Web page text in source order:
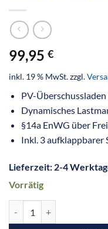
99,95 €
inkl. 19 % MwSt.zzgl.
PV-
Dynamisches
§14a EnWG über
Inkl. 3 aufklappbarer
Lieferzeit: 2-4
Vorrätig